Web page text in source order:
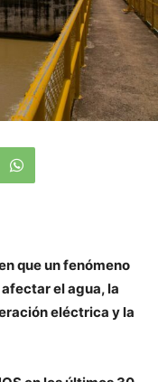
que un fenómeno
el agua, la
eléctrica y la